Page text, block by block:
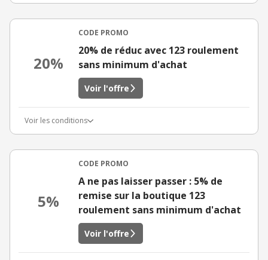
20%
CODE PROMO
20% de réduc avec 123 roulement
sans minimum d'achat
Voir l'offre
Voir les conditions
5%
CODE PROMO
A ne pas laisser passer : 5% de
remise sur la boutique 123
roulement sans minimum d'achat
Voir l'offre